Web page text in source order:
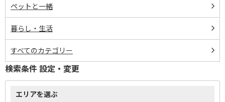
ペットと一緒
暮らし・生活
すべてのカテゴリー
検索条件 設定・変更
エリアを選ぶ